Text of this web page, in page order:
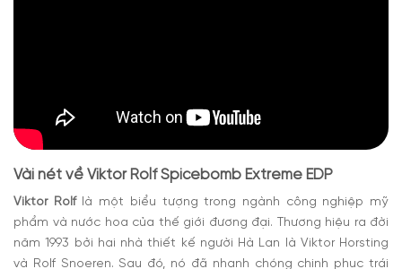
Vài nét về Viktor Rolf Spicebomb Extreme EDP
Viktor Rolflà một biểu tượng trong ngành công nghiệp mỹ
phẩm và nước hoa của thế giới đương đại. Thương hiệu ra đời
năm 1993 bởi hai nhà thiết kế người Hà Lan là Viktor Horsting
và Rolf Snoeren. Sau đó, nó đã nhanh chóng chinh phục trái